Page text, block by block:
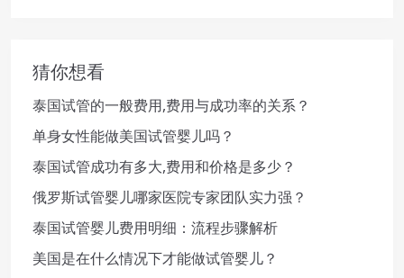
猜你想看
泰国试管的一般费用,费用与成功率的关系？
单身女性能做美国试管婴儿吗？
泰国试管成功有多大,费用和价格是多少？
俄罗斯试管婴儿哪家医院专家团队实力强？
泰国试管婴儿费用明细：流程步骤解析
美国是在什么情况下才能做试管婴儿？